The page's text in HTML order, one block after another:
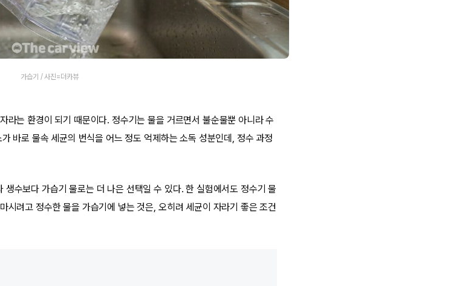
가습기 / 사진=더카뷰
라는 환경이 되기 때문이다. 정수기는 물을 거르면서 불순물뿐 아니라 수
바로 물속 세균의 번식을 어느 정도 억제하는 소독 성분인데, 정수 과정
수보다 가습기 물로는 더 나은 선택일 수 있다. 한 실험에서도 정수기 물
시려고 정수한 물을 가습기에 넣는 것은, 오히려 세균이 자라기 좋은 조건